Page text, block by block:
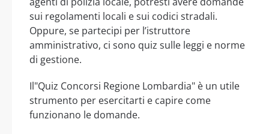
sui regolamenti locali e sui codici stradali.
Oppure, se partecipi per l’istruttore
amministrativo, ci sono quiz sulle leggi e norme
di gestione.
Il"Quiz Concorsi Regione Lombardia" è un utile
strumento per esercitarti e capire come
funzionano le domande.